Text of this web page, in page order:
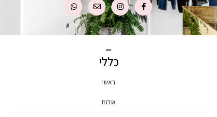
כללי
ראשי
אודות